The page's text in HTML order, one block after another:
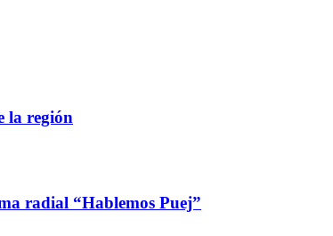
la región
radial “Hablemos Puej”